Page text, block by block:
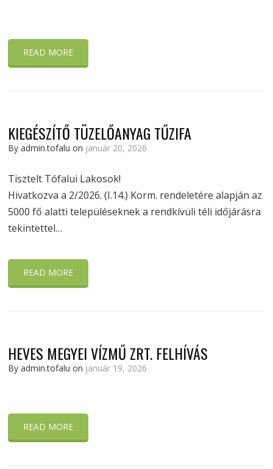
READ MORE
KIEGÉSZÍTŐ TÜZELŐANYAG TŰZIFA
By admin.tofalu on január 20, 2026
Tisztelt Tófalui Lakosok!
Hivatkozva a 2/2026. (I.14.) Korm. rendeletére alapján az
5000 fő alatti településeknek a rendkívüli téli időjárásra
tekintettel…
READ MORE
HEVES MEGYEI VÍZMŰ ZRT. FELHÍVÁS
By admin.tofalu on január 19, 2026
READ MORE